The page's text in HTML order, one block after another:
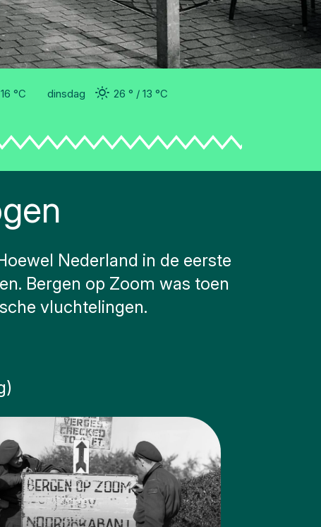
16 °C dinsdag 26 ° 13 °C
Nederland in de eerste
Bergen op Zoom was toen
vluchtelingen.